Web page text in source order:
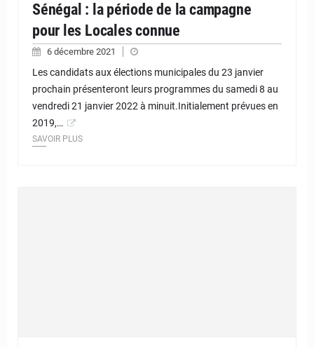
Sénégal : la période de la campagne
pour les Locales connue
6 décembre 2021
Les candidats aux élections municipales du 23 janvier
prochain présenteront leurs programmes du samedi 8 au
vendredi 21 janvier 2022 à minuit.Initialement prévues en
2019,…
SAVOIR PLUS